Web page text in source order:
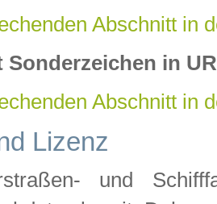
Abschnitt in
Sonderzeichen in
Abschnitt in
Lizenz
und